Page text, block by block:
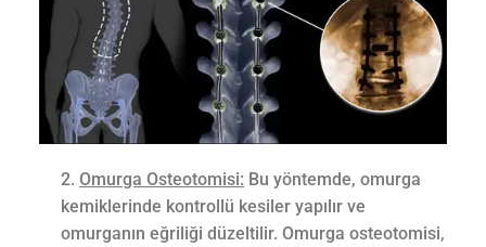
Omurga Osteotomisi: Bu yöntemde, omurga
kemiklerinde kontrollü kesiler yapılır ve
omurganın eğriliği düzeltilir. Omurga osteotomisi,